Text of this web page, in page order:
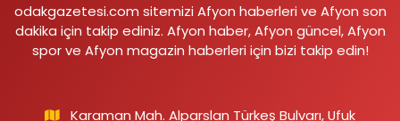
odakgazetesi.com sitemizi Afyon haberleri ve Afyon son
dakika için takip ediniz. Afyon haber, Afyon güncel, Afyon
spor ve Afyon magazin haberleri için bizi takip edin!
Karaman Mah. Alparslan Türkeş Bulvarı, Ufuk